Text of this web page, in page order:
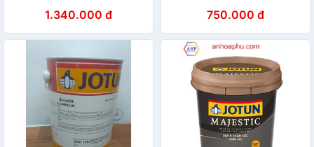
dụng trong nhà - Bộ 5L
1.340.000 đ 750.000 đ